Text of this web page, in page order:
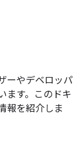
ーやデベロッパ
ます。このドキ
報を紹介しま